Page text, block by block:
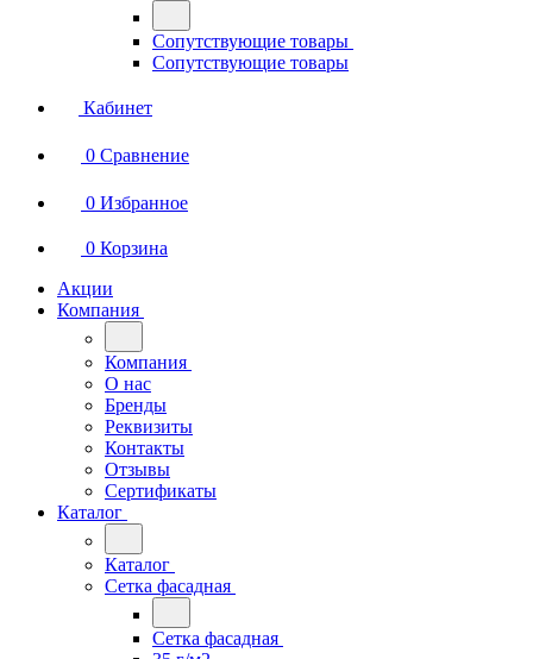
Сопутствующие товары
Сопутствующие товары
Кабинет
0 Сравнение
0 Избранное
0 Корзина
Акции
Компания
Компания
О нас
Бренды
Реквизиты
Контакты
Отзывы
Сертификаты
Каталог
Каталог
Сетка фасадная
Сетка фасадная